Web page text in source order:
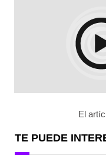
El
TE PUEDE